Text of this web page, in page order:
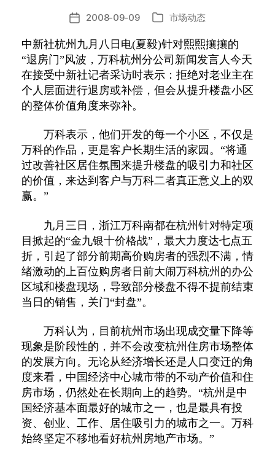
发
日
期
2008-09-09
分 市场动态
中新社杭州九月八日电(夏毅)针对熙熙攘攘的
“退房门”风波，万科杭州分公司新闻发言人今天
在接受中新社记者采访时表示：拒绝对老业主在
个人层面进行退房或补偿，但会从提升楼盘小区
的整体价值角度来弥补。
万科表示，他们开发的每一个小区，不仅是
万科的作品，更是客户长期生活的家园。“将通
过改善社区居住氛围来提升楼盘的吸引力和社区
的价值，来达到客户与万科二者真正意义上的双
赢。”
九月三日，浙江万科南都在杭州针对特定项
目掀起的“金九银十价格战”，最大力度达七点五
折，引起了部分前期高价购房者的强烈不满，情
绪激动的上百位购房者日前大闹万科杭州的办公
区域和楼盘现场，导致部分楼盘不得不提前结束
当日的销售，关门“封盘”。
万科认为，目前杭州市场出现成交量下降等
现象是阶段性的，并不会改变杭州住房市场整体
的发展方向。无论从经济增长还是人口变迁的角
度来看，中国经济中心城市带的不动产价值和住
房市场，仍然处在长期向上的趋势。“杭州是中
国经济基本面最好的城市之一，也是最具有投
资、创业、工作、居住吸引力的城市之一。万科
始终坚定不移地看好杭州房地产市场。”